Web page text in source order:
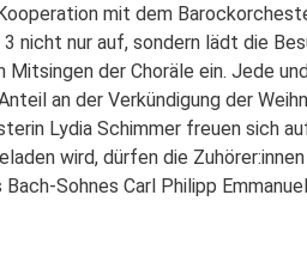
mit dem
nicht nur auf, sondern lädt die
Mitsingen der Choräle ein. Jede
an der Verkündigung der
Lydia Schimmer freuen sich
wird, dürfen die
Sohnes Carl Philipp